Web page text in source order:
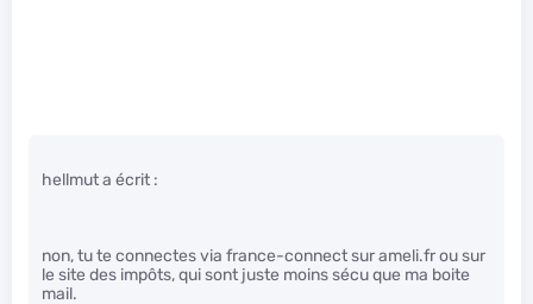
hellmut a écrit :
non, tu te connectes via france-connect sur ameli.fr ou sur
le site des impôts, qui sont juste moins sécu que ma boite
mail.